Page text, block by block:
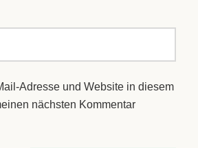
Adresse und Website in diesem
nächsten Kommentar